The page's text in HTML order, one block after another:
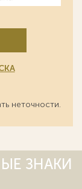
неточности.
ЗНАКИ